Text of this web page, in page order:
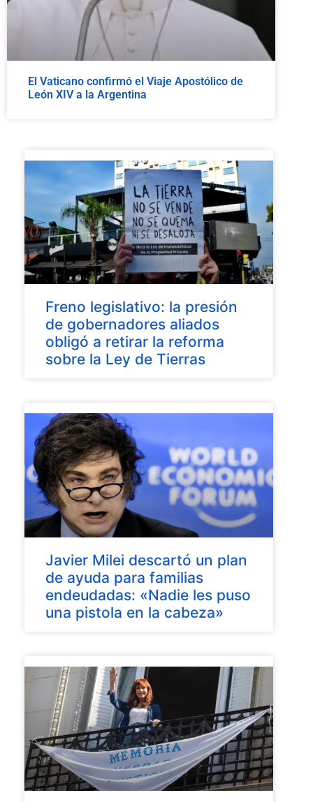
El Vaticano confirmó el Viaje Apostólico de
León XIV a la Argentina
Freno legislativo: la presión
de gobernadores aliados
obligó a retirar la reforma
sobre la Ley de Tierras
Javier Milei descartó un plan
de ayuda para familias
endeudadas: «Nadie les puso
una pistola en la cabeza»